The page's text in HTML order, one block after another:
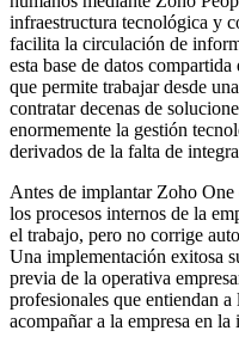
infraestructura tecnológica y
facilita la circulación de
esta base de datos
que permite trabajar desde
contratar decenas de
enormemente la gestión
derivados de la falta de
Antes de implantar Zoho
los procesos internos de la
el trabajo, pero no corrige
Una implementación exitosa
previa de la operativa
profesionales que entiendan
acompañar a la empresa en la